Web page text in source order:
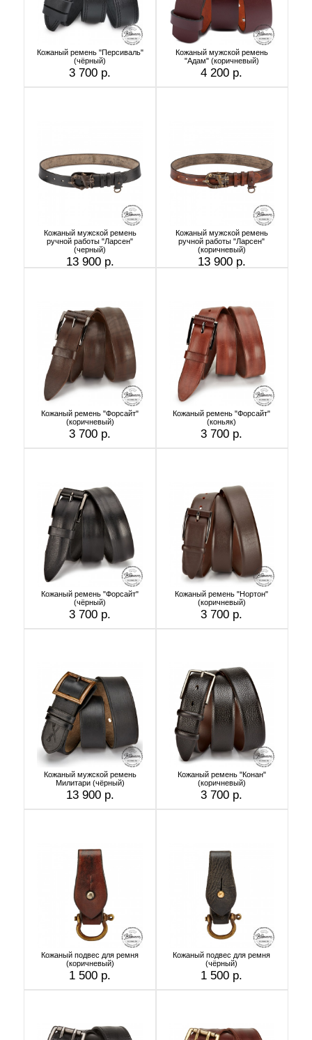
Кожаный ремень "Персиваль"
(чёрный)
3 700 р.
Кожаный мужской ремень
"Адам" (коричневый)
4 200 р.
Кожаный мужской ремень
ручной работы "Ларсен"
(черный)
13 900 р.
Кожаный мужской ремень
ручной работы "Ларсен"
(коричневый)
13 900 р.
Кожаный ремень "Форсайт"
(коричневый)
3 700 р.
Кожаный ремень "Форсайт"
(коньяк)
3 700 р.
Кожаный ремень "Форсайт"
(чёрный)
3 700 р.
Кожаный ремень "Нортон"
(коричневый)
3 700 р.
Кожаный мужской ремень
Милитари (чёрный)
13 900 р.
Кожаный ремень "Конан"
(коричневый)
3 700 р.
Кожаный подвес для ремня
(коричневый)
1 500 р.
Кожаный подвес для ремня
(чёрный)
1 500 р.